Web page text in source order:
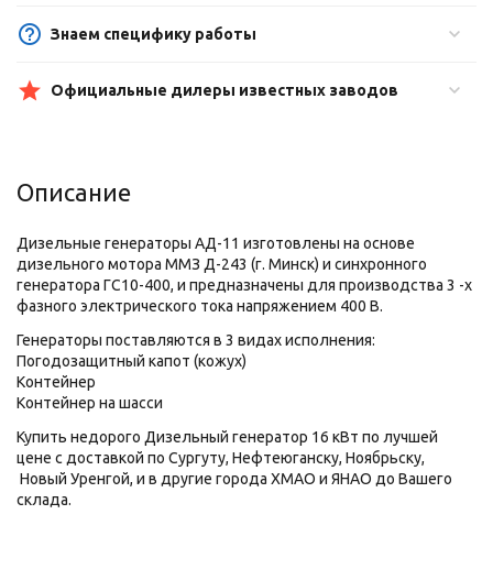
Знаем специфику работы
Официальные дилеры известных заводов
Описание
Дизельные генераторы АД-11 изготовлены на основе
дизельного мотора ММЗ Д-243 (г. Минск) и синхронного
генератора ГС10-400, и предназначены для производства 3 -х
фазного электрического тока напряжением 400 В.
Генераторы поставляются в 3 видах исполнения:
Погодозащитный капот (кожух)
Контейнер
Контейнер на шасси
Купить недорого Дизельный генератор 16 кВт по лучшей
цене с доставкой по Сургуту, Нефтеюганску, Ноябрьску,
Новый Уренгой, и в другие города ХМАО и ЯНАО до Вашего
склада.